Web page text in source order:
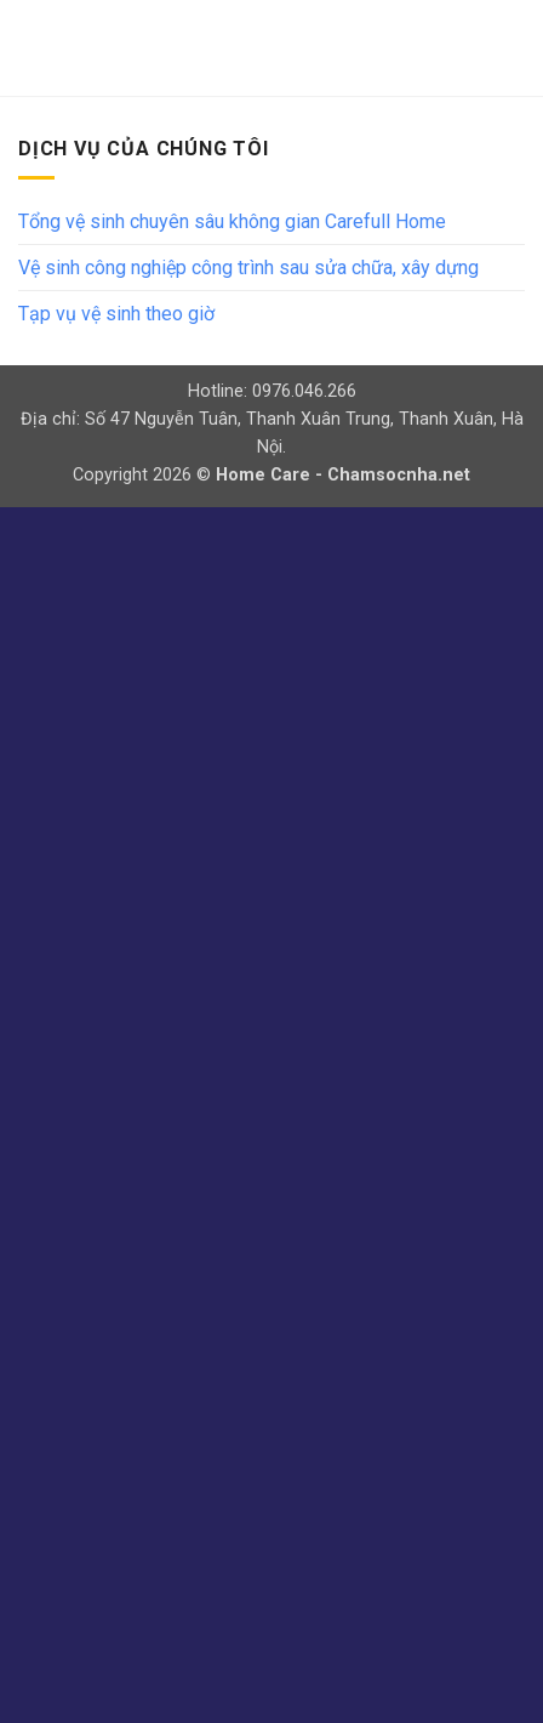
DỊCH VỤ CỦA CHÚNG TÔI
Tổng vệ sinh chuyên sâu không gian Carefull Home
Vệ sinh công nghiệp công trình sau sửa chữa, xây dựng
Tạp vụ vệ sinh theo giờ
Hotline: 0976.046.266
Địa chỉ: Số 47 Nguyễn Tuân, Thanh Xuân Trung, Thanh Xuân, Hà
Nội.
Copyright 2026 © Home Care - Chamsocnha.net